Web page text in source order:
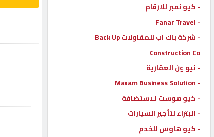
المنتدى
كيو
مزاد
كيو
نمبر
- كيو نمبر للارقام
- Fanar Travel
- شركة باك اب للمقاولات Back Up
Construction Co
- نيو ون العقارية
- Maxam Business Solution
- كيو هوست للاستضافة
- البتراء لتأجير السيارات
- كيو هاوس للخدم